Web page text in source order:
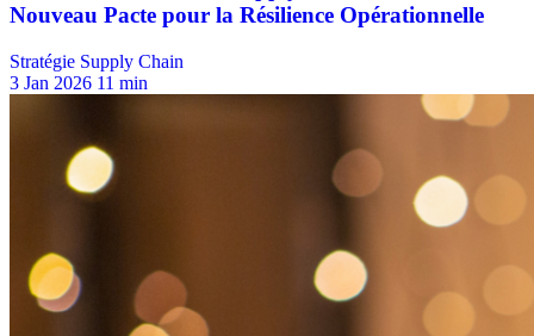
Stratégie Supply Chain
3 Jan 2026 11 min